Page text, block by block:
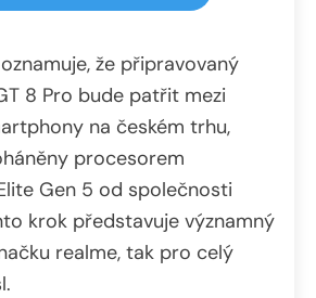
že připravovaný
8 Pro bude patřit mezi
na českém trhu,
procesorem
Gen 5 od společnosti
krok představuje významný
realme, tak pro celý